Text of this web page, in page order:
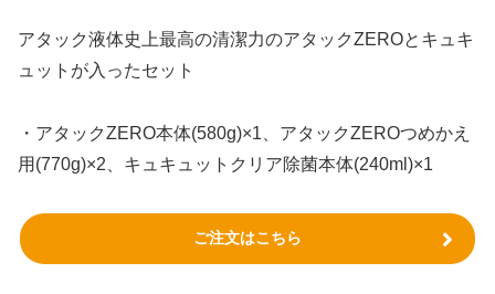
アタック液体史上最高の清潔力のアタックZEROとキュキ
ュットが入ったセット
・アタックZERO本体(580g)×1、アタックZEROつめかえ
用(770g)×2、キュキュットクリア除菌本体(240ml)×1
ご注文はこちら